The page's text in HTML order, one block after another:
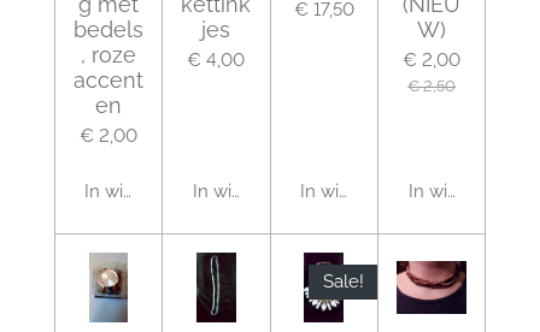
bedels
, roze
accent
en
€ 2,00
In winkelwagen
jes
€ 4,00
In winkelwagen
€ 17,50
In winkelwagen
W)
€ 2,00
€ 2,50
In winkelwagen
Sale!